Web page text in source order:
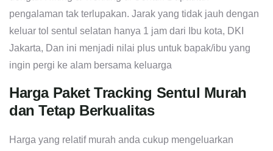
pengalaman tak terlupakan. Jarak yang tidak jauh dengan
keluar tol sentul selatan hanya 1 jam dari Ibu kota, DKI
Jakarta, Dan ini menjadi nilai plus untuk bapak/ibu yang
ingin pergi ke alam bersama keluarga
Harga Paket Tracking Sentul Murah
dan Tetap Berkualitas
Harga yang relatif murah anda cukup mengeluarkan